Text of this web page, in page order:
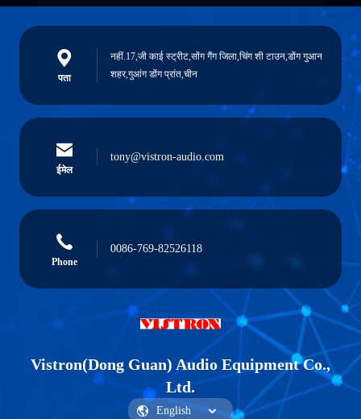
पता
नहीं.17,जी काई स्ट्रीट,सोंग गैंग जिला,चिंग शी टाउन,डोंग गुआन
शहर,गुआंग डोंग प्रांत,चीन
ईमेल
tony@vistron-audio.com
Phone
0086-769-82526118
Vistron(Dong Guan) Audio Equipment Co.,
Ltd.